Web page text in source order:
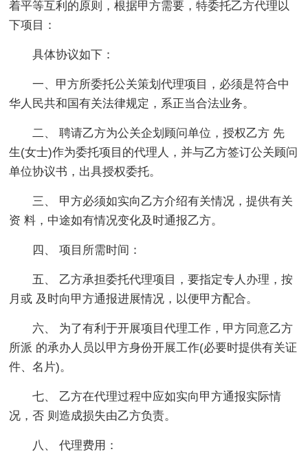
着平等互利的原则，根据甲方需要，特委托乙方代理以
下项目：
具体协议如下：
一、甲方所委托公关策划代理项目，必须是符合中
华人民共和国有关法律规定，系正当合法业务。
二、 聘请乙方为公关企划顾问单位，授权乙方 先
生(女士)作为委托项目的代理人，并与乙方签订公关顾问
单位协议书，出具授权委托。
三、 甲方必须如实向乙方介绍有关情况，提供有关
资 料，中途如有情况变化及时通报乙方。
四、 项目所需时间：
五、 乙方承担委托代理项目，要指定专人办理，按
月或 及时向甲方通报进展情况，以便甲方配合。
六、 为了有利于开展项目代理工作，甲方同意乙方
所派 的承办人员以甲方身份开展工作(必要时提供有关证
件、名片)。
七、 乙方在代理过程中应如实向甲方通报实际情
况，否 则造成损失由乙方负责。
八、 代理费用：